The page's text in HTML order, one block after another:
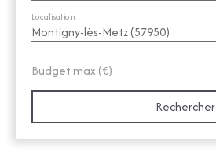
Montigny-lès-Metz (57950)
Localisation
Budget max (€)
Rechercher